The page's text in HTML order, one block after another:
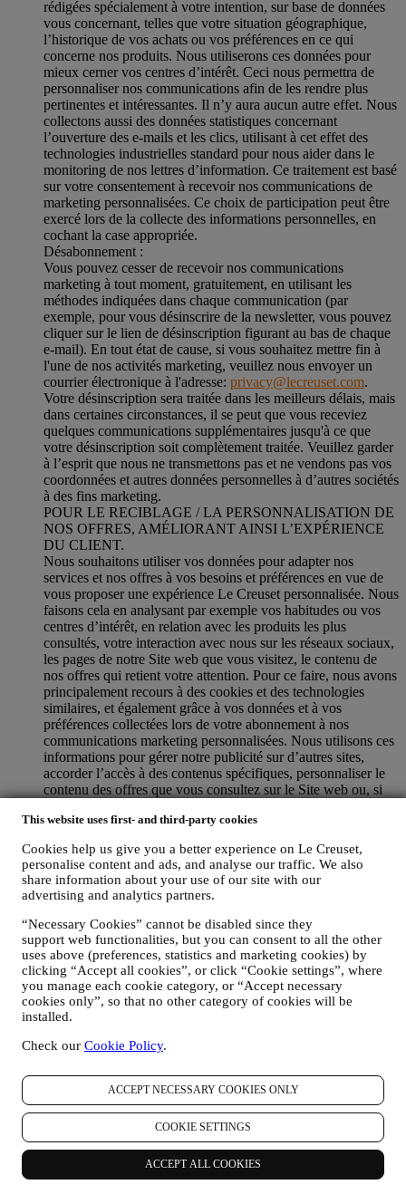
This website uses first- and third-party cookies
Cookies help us give you a better experience on Le Creuset,
personalise content and ads, and analyse our traffic. We also
share information about your use of our site with our
advertising and analytics partners.
“Necessary Cookies” cannot be disabled since they
support web functionalities, but you can consent to all the other
uses above (preferences, statistics and marketing cookies) by
clicking “Accept all cookies”, or click “Cookie settings”, where
you manage each cookie category, or “Accept necessary
cookies only”, so that no other category of cookies will be
installed.
Check our Cookie Policy.
ACCEPT NECESSARY COOKIES ONLY
COOKIE SETTINGS
ACCEPT ALL COOKIES
rédigées spécialement à votre intention, sur base de données
vous concernant, telles que votre situation géographique,
l’historique de vos achats ou vos préférences en ce qui
concerne nos produits. Nous utiliserons ces données pour
mieux cerner vos centres d’intérêt. Ceci nous permettra de
personnaliser nos communications afin de les rendre plus
pertinentes et intéressantes. Il n’y aura aucun autre effet. Nous
collectons aussi des données statistiques concernant
l’ouverture des e-mails et les clics, utilisant à cet effet des
technologies industrielles standard pour nous aider dans le
monitoring de nos lettres d’information. Ce traitement est basé
sur votre consentement à recevoir nos communications de
marketing personnalisées. Ce choix de participation peut être
exercé lors de la collecte des informations personnelles, en
cochant la case appropriée.
Désabonnement :
Vous pouvez cesser de recevoir nos communications
marketing à tout moment, gratuitement, en utilisant les
méthodes indiquées dans chaque communication (par
exemple, pour vous désinscrire de la newsletter, vous pouvez
cliquer sur le lien de désinscription figurant au bas de chaque
e-mail). En tout état de cause, si vous souhaitez mettre fin à
l'une de nos activités marketing, veuillez nous envoyer un
courrier électronique à l'adresse: privacy@lecreuset.com.
Votre désinscription sera traitée dans les meilleurs délais, mais
dans certaines circonstances, il se peut que vous receviez
quelques communications supplémentaires jusqu'à ce que
votre désinscription soit complètement traitée. Veuillez garder
à l’esprit que nous ne transmettons pas et ne vendons pas vos
coordonnées et autres données personnelles à d’autres sociétés
à des fins marketing.
POUR LE RECIBLAGE / LA PERSONNALISATION DE
NOS OFFRES, AMÉLIORANT AINSI L’EXPÉRIENCE
DU CLIENT.
Nous souhaitons utiliser vos données pour adapter nos
services et nos offres à vos besoins et préférences en vue de
vous proposer une expérience Le Creuset personnalisée. Nous
faisons cela en analysant par exemple vos habitudes ou vos
centres d’intérêt, en relation avec les produits les plus
consultés, votre interaction avec nous sur les réseaux sociaux,
les pages de notre Site web que vous visitez, le contenu de
nos offres qui retient votre attention. Pour ce faire, nous avons
principalement recours à des cookies et des technologies
similaires, et également grâce à vos données et à vos
préférences collectées lors de votre abonnement à nos
communications marketing personnalisées. Nous utilisons ces
informations pour gérer notre publicité sur d’autres sites,
accorder l’accès à des contenus spécifiques, personnaliser le
contenu des offres que vous consultez sur le Site web ou, si
marketing, pour vous adresser des communications/ messages
vous intéresser. Il n’y aura aucun autre effet. L’usage des
cookies est soumis à votre consentement. Si vous ne souhaitez
pas recevoir ces informations, utilisées pour vous adresser des
annonces, contenus ou communications basés sur vos centres
d’intérêt, vous pouvez limiter l’usage des informations vous
concernant dans le cadre de vos actions en ligne en gérant vos
consignes en matière de cookies (gardez toutefois en mémoire
que certains cookies sont nécessaires pour utiliser le Site
web). Notez que ceci ne vous empêchera pas de recevoir nos
annonces, offres ou communications. Vous continuerez de
recevoir des annonces, des offres ou des communications
nous faisons des cookies et sur la façon dont vous pouvez les
matière de Cookies.
Au cas où vous avez acheté l’un de nos produits, nous
pourrions vous adresser un e-mail vous invitant à formuler un
avis à propos des produits. Nous accordons de l’intérêt au
feedback de nos clients concernant les produits (s’ils
souhaitent fournir de telles informations) en vue d’améliorer